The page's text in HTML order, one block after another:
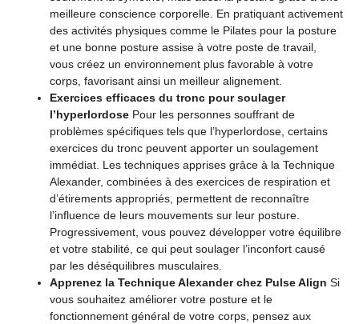
meilleure conscience corporelle. En pratiquant activement
des activités physiques comme le Pilates pour la posture
et une bonne posture assise à votre poste de travail,
vous créez un environnement plus favorable à votre
corps, favorisant ainsi un meilleur alignement.
Exercices efficaces du tronc pour soulager
l’hyperlordose Pour les personnes souffrant de
problèmes spécifiques tels que l’hyperlordose, certains
exercices du tronc peuvent apporter un soulagement
immédiat. Les techniques apprises grâce à la Technique
Alexander, combinées à des exercices de respiration et
d’étirements appropriés, permettent de reconnaître
l’influence de leurs mouvements sur leur posture.
Progressivement, vous pouvez développer votre équilibre
et votre stabilité, ce qui peut soulager l’inconfort causé
par les déséquilibres musculaires.
Apprenez la Technique Alexander chez Pulse Align Si
vous souhaitez améliorer votre posture et le
fonctionnement général de votre corps, pensez aux